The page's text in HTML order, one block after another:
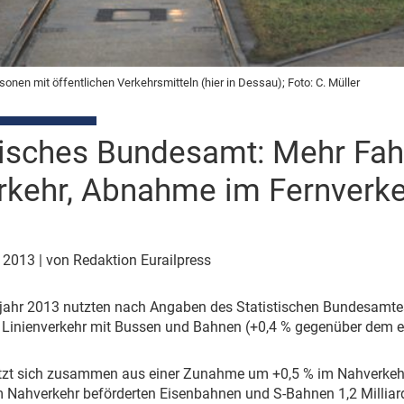
Bundesamt: Mehr
Abnahme im
mit öffentlichen Verkehrsmitteln (hier in Dessau); Foto: C. Müller
| von Redaktion Eurailpress
2013 nutzten nach Angaben des Statistischen
mit Bussen und Bahnen (+0,4 % gegenüber dem
sich zusammen aus einer Zunahme um +0,5 % im
Nahverkehr beförderten Eisenbahnen und S-Bahnen 1,2